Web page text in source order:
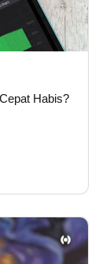
Habis?